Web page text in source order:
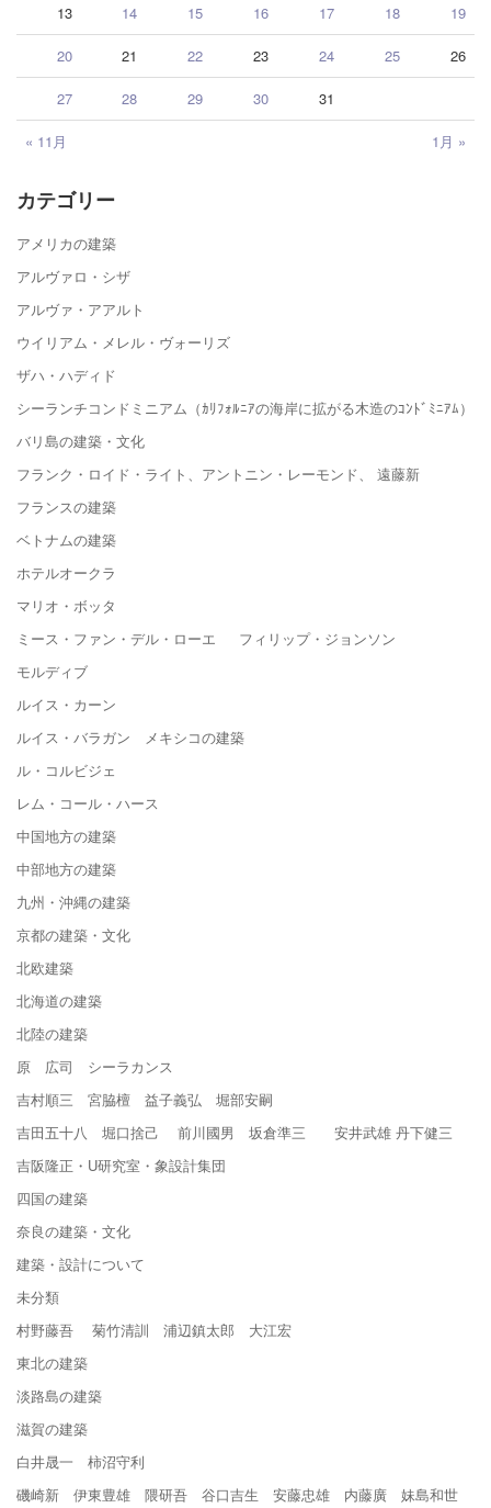
« 11月 1月 »
13 14 15 16 17 18 19
20 21 22 23 24 25 26
27 28 29 30 31
カテゴリー
アメリカの建築
アルヴァロ・シザ
アルヴァ・アアルト
ウイリアム・メレル・ヴォーリズ
ザハ・ハディド
シーランチコンドミニアム（ｶﾘﾌｫﾙﾆｱの海岸に拡がる木造のｺﾝﾄﾞﾐﾆｱﾑ）
バリ島の建築・文化
フランク・ロイド・ライト、アントニン・レーモンド、 遠藤新
フランスの建築
ベトナムの建築
ホテルオークラ
マリオ・ボッタ
ミース・ファン・デル・ローエ フィリップ・ジョンソン
モルディブ
ルイス・カーン
ルイス・バラガン メキシコの建築
ル・コルビジェ
レム・コール・ハース
中国地方の建築
中部地方の建築
九州・沖縄の建築
京都の建築・文化
北欧建築
北海道の建築
北陸の建築
原 広司 シーラカンス
吉村順三 宮脇檀 益子義弘 堀部安嗣
吉田五十八 堀口捨己 前川國男 坂倉準三 安井武雄 丹下健三
吉阪隆正・U研究室・象設計集団
四国の建築
奈良の建築・文化
建築・設計について
未分類
村野藤吾 菊竹清訓 浦辺鎮太郎 大江宏
東北の建築
淡路島の建築
滋賀の建築
白井晟一 柿沼守利
磯崎新 伊東豊雄 隈研吾 谷口吉生 安藤忠雄 内藤廣 妹島和世